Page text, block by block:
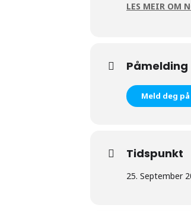
LES MEIR OM
Påmelding
Meld deg
Tidspunkt
25. September